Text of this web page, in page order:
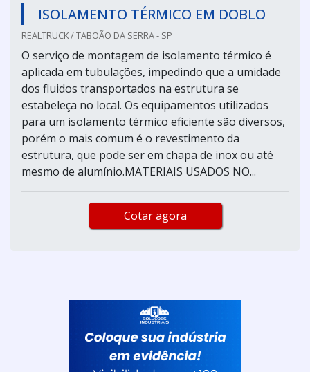
ISOLAMENTO TÉRMICO EM DOBLO
REALTRUCK / TABOÃO DA SERRA - SP
O serviço de montagem de isolamento térmico é
aplicada em tubulações, impedindo que a umidade
dos fluidos transportados na estrutura se
estabeleça no local. Os equipamentos utilizados
para um isolamento térmico eficiente são diversos,
porém o mais comum é o revestimento da
estrutura, que pode ser em chapa de inox ou até
mesmo de alumínio.MATERIAIS USADOS NO...
Cotar agora